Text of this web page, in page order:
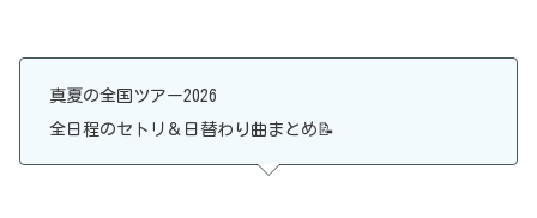
真夏の全国ツアー2026
全日程のセトリ＆日替わり曲まとめ📝